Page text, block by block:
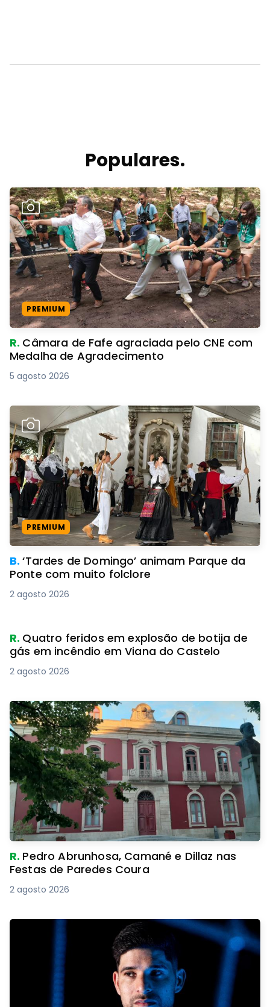
Populares.
PREMIUM
R. Câmara de Fafe agraciada pelo CNE com
Medalha de Agradecimento
5 agosto 2026
PREMIUM
B.‘Tardes de Domingo’ animam Parque da
Ponte com muito folclore
2 agosto 2026
R. Quatro feridos em explosão de botija de
gás em incêndio em Viana do Castelo
2 agosto 2026
R. Pedro Abrunhosa, Camané e Dillaz nas
Festas de Paredes Coura
2 agosto 2026